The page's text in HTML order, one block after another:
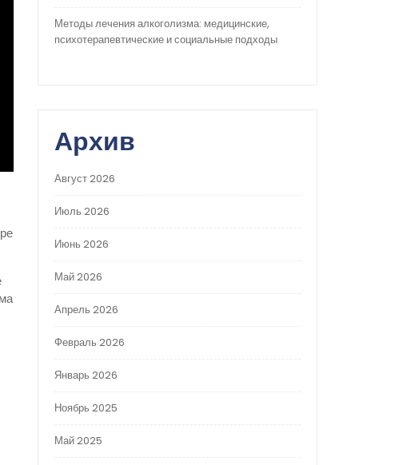
Методы лечения алкоголизма: медицинские,
психотерапевтические и социальные подходы
Архив
Август 2026
Июль 2026
Июнь 2026
Май 2026
Апрель 2026
Февраль 2026
Январь 2026
Ноябрь 2025
Май 2025